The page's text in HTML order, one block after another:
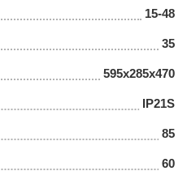
15-48
35
595x285x470
IP21S
85
60